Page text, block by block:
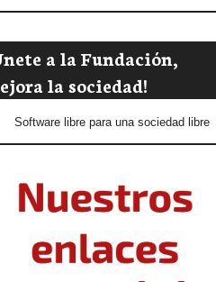
a la Fundación,
la sociedad!